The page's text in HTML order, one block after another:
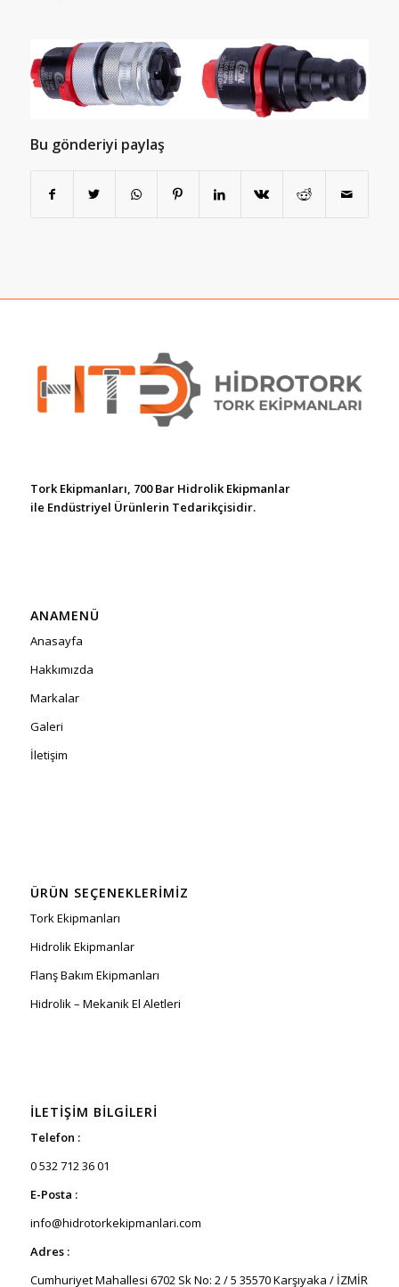
Bu gönderiyi paylaş
Tork Ekipmanları, 700 Bar Hidrolik Ekipmanlar
ile Endüstriyel Ürünlerin Tedarikçisidir.
ANAMENÜ
Anasayfa
Hakkımızda
Markalar
Galeri
İletişim
ÜRÜN SEÇENEKLERIMIZ
Tork Ekipmanları
Hidrolik Ekipmanlar
Flanş Bakım Ekipmanları
Hidrolik – Mekanik El Aletleri
İLETIŞIM BILGILERI
Telefon :
0 532 712 36 01
E-Posta :
info@hidrotorkekipmanlari.com
Adres :
Cumhuriyet Mahallesi 6702 Sk No: 2 / 5 35570 Karşıyaka / İZMİR